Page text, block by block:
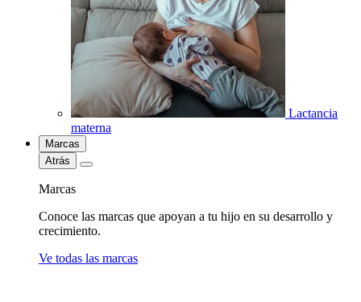
Lactancia
materna
Marcas
Atrás
Marcas
Conoce las marcas que apoyan a tu hijo en su desarrollo y
crecimiento.
Ve todas las marcas